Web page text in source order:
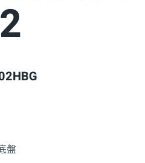
2
盤